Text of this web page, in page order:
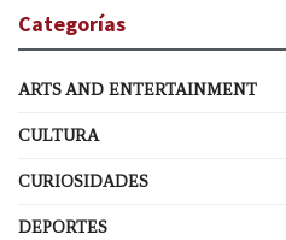
Categorías
ARTS AND ENTERTAINMENT
CULTURA
CURIOSIDADES
DEPORTES